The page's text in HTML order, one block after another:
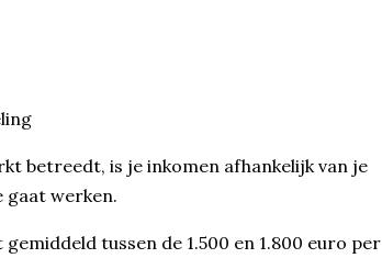
betreedt, is je inkomen afhankelijk van je
gaat werken.
tussen de 1.500 en 1.800 euro per